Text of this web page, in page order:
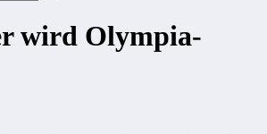
wird Olympia-